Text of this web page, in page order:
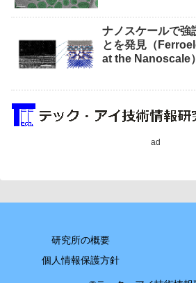
ナノスケールで強
とを発見（
at the Nanoscale）
ad
研究所の概要
個人情報保護方針